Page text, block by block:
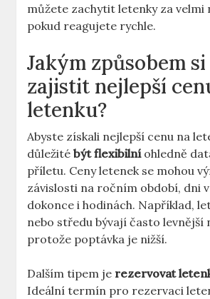
můžete zachytit letenky za velmi
pokud reagujete rychle.
Jakým způsobem
zajistit nejlepší
letenku?
Abyste získali nejlepší cenu na
důležitébýt flexibilníohledně
příletu. Ceny letenek se mohou
závislosti na ročním období, dni
dokonce i hodinách. Například,
nebo středu bývají často levnější
protože poptávka je nižší.
Dalším tipem je rezervovat
Ideální termín pro rezervaci